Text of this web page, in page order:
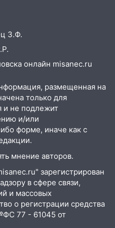
по «зебре»:
аварии на
на улице
врезался в
на
колеса
в
горела дача
колёса авто
районе сгорели
З.Ф.
онлайн misanec.ru
размещенная на
только для
и не подлежит
и/или
форме, иначе как с
мнение авторов.
зарегистрирован
в сфере связи,
и массовых
о регистрации средства
77 - 61045 от